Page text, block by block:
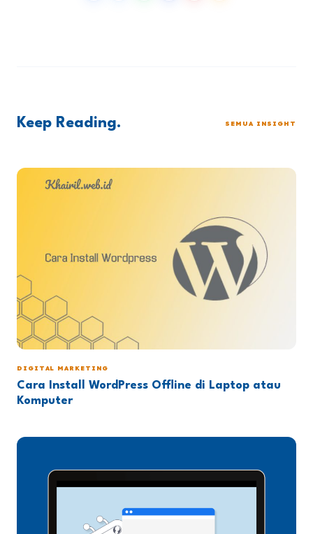
Keep Reading. SEMUA INSIGHT
DIGITAL MARKETING
Cara Install WordPress Offline di Laptop atau
Komputer